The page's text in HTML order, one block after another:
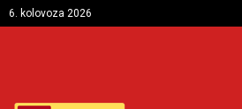
6. kolovoza 2026